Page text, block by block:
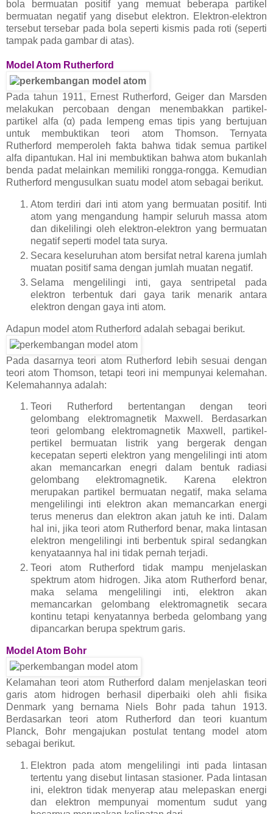
bola bermuatan positif yang memuat beberapa partikel
bermuatan negatif yang disebut elektron. Elektron-elektron
tersebut tersebar pada bola seperti kismis pada roti (seperti
tampak pada gambar di atas).
Model Atom Rutherford
Pada tahun 1911, Ernest Rutherford, Geiger dan Marsden
melakukan percobaan dengan menembakkan partikel-
partikel alfa (α) pada lempeng emas tipis yang bertujuan
untuk membuktikan teori atom Thomson. Ternyata
Rutherford memperoleh fakta bahwa tidak semua partikel
alfa dipantukan. Hal ini membuktikan bahwa atom bukanlah
benda padat melainkan memiliki rongga-rongga. Kemudian
Rutherford mengusulkan suatu model atom sebagai berikut.
Atom terdiri dari inti atom yang bermuatan positif. Inti
atom yang mengandung hampir seluruh massa atom
dan dikelilingi oleh elektron-elektron yang bermuatan
negatif seperti model tata surya.
Secara keseluruhan atom bersifat netral karena jumlah
muatan positif sama dengan jumlah muatan negatif.
Selama mengelilingi inti, gaya sentripetal pada
elektron terbentuk dari gaya tarik menarik antara
elektron dengan gaya inti atom.
Adapun model atom Rutherford adalah sebagai berikut.
Pada dasarnya teori atom Rutherford lebih sesuai dengan
teori atom Thomson, tetapi teori ini mempunyai kelemahan.
Kelemahannya adalah:
Teori Rutherford bertentangan dengan teori
gelombang elektromagnetik Maxwell. Berdasarkan
teori gelombang elektromagnetik Maxwell, partikel-
pertikel bermuatan listrik yang bergerak dengan
kecepatan seperti elektron yang mengelilingi inti atom
akan memancarkan enegri dalam bentuk radiasi
gelombang elektromagnetik. Karena elektron
merupakan partikel bermuatan negatif, maka selama
mengelilingi inti elektron akan memancarkan energi
terus menerus dan elektron akan jatuh ke inti. Dalam
hal ini, jika teori atom Rutherford benar, maka lintasan
elektron mengelilingi inti berbentuk spiral sedangkan
kenyataannya hal ini tidak pernah terjadi.
Teori atom Rutherford tidak mampu menjelaskan
spektrum atom hidrogen. Jika atom Rutherford benar,
maka selama mengelilingi inti, elektron akan
memancarkan gelombang elektromagnetik secara
kontinu tetapi kenyatannya berbeda gelombang yang
dipancarkan berupa spektrum garis.
Model Atom Bohr
Kelamahan teori atom Rutherford dalam menjelaskan teori
garis atom hidrogen berhasil diperbaiki oleh ahli fisika
Denmark yang bernama Niels Bohr pada tahun 1913.
Berdasarkan teori atom Rutherford dan teori kuantum
Planck, Bohr mengajukan postulat tentang model atom
sebagai berikut.
Elektron pada atom mengelilingi inti pada lintasan
tertentu yang disebut lintasan stasioner. Pada lintasan
ini, elektron tidak menyerap atau melepaskan energi
dan elektron mempunyai momentum sudut yang